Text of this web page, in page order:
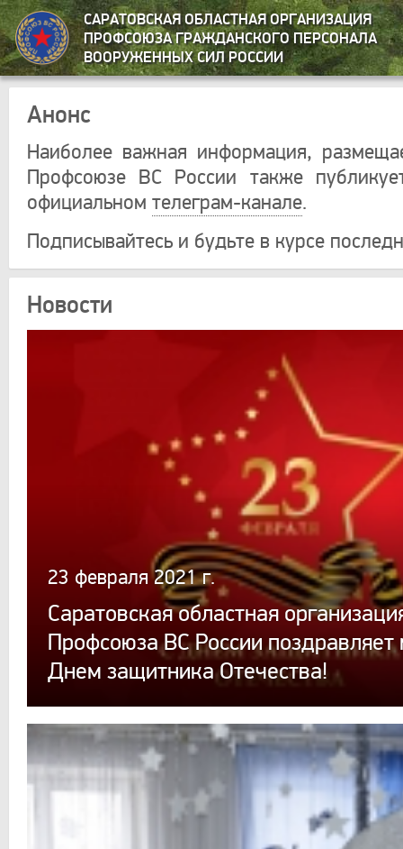
САРАТОВСКАЯ ОБЛАСТНАЯ ОРГАНИЗАЦИЯ
ПРОФСОЮЗА ГРАЖДАНСКОГО ПЕРСОНАЛА
ВООРУЖЕННЫХ СИЛ РОССИИ
Анонс
Наиболее важная информация,
Профсоюзе ВС России также
официальном телеграм-канале.
Подписывайтесь и будьте в курсе
Новости
23 февраля 2021 г.
Саратовская областная
Профсоюза ВС России
Днем защитника Отечества!